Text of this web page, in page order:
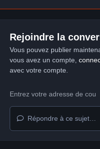
Rejoindre la
Vous pouvez publier
vous avez un compte,
avec votre compte.
Répondre à ce sujet…